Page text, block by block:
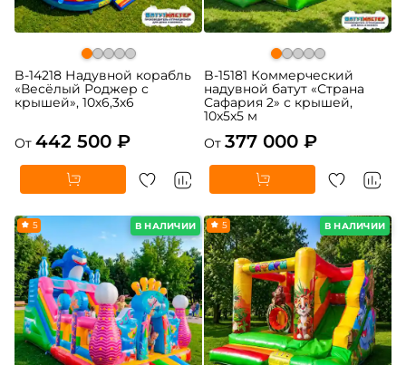
B-14218 Надувной корабль
«Весёлый Роджер с
крышей», 10х6,3х6
От 442 500 ₽
B-15181 Коммерческий
надувной батут «Страна
Сафария 2» с крышей,
10x5x5 м
От 377 000 ₽
В НАЛИЧИИ
5 В НАЛИЧИИ
5